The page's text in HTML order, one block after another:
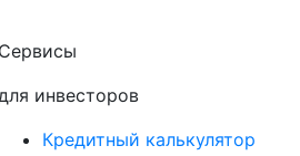
Сервисы
инвесторов
Кредитный калькулятор